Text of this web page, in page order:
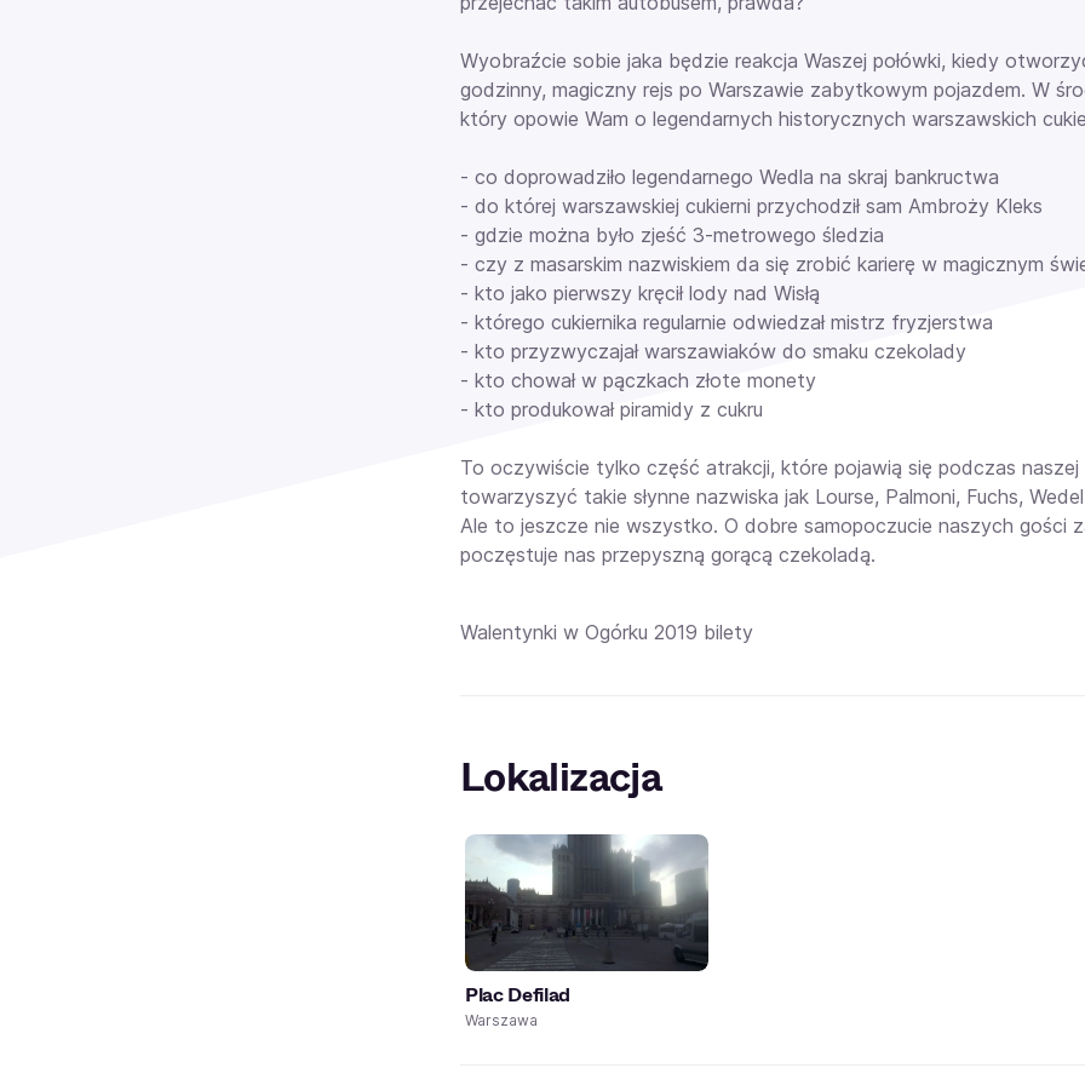
Wyobraźcie sobie jaka będzie reakcja Waszej połówki, kiedy
godzinny, magiczny rejs po Warszawie zabytkowym pojazdem. W
który opowie Wam o legendarnych historycznych warszawskich
- co doprowadziło legendarnego Wedla na skraj bankructwa
- do której warszawskiej cukierni przychodził sam Ambroży Kleks
- gdzie można było zjeść 3-metrowego śledzia
- czy z masarskim nazwiskiem da się zrobić karierę w magicznym
- kto jako pierwszy kręcił lody nad Wisłą
- którego cukiernika regularnie odwiedzał mistrz fryzjerstwa
- kto przyzwyczajał warszawiaków do smaku czekolady
- kto chował w pączkach złote monety
- kto produkował piramidy z cukru
To oczywiście tylko część atrakcji, które pojawią się podczas naszej
towarzyszyć takie słynne nazwiska jak Lourse, Palmoni, Fuchs,
Ale to jeszcze nie wszystko. O dobre samopoczucie naszych gości
poczęstuje nas przepyszną gorącą czekoladą.
Walentynki w Ogórku 2019 bilety
Lokalizacja
Plac Defilad
Warszawa